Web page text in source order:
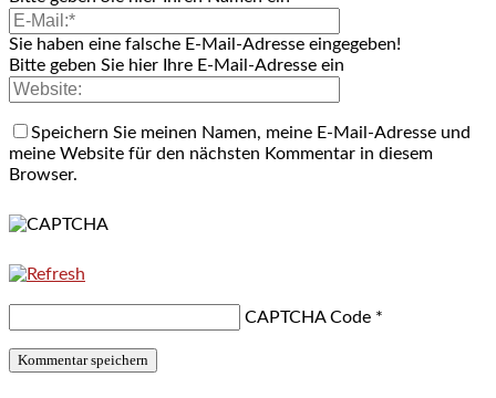
Sie haben eine falsche E-Mail-Adresse eingegeben!
Bitte geben Sie hier Ihre E-Mail-Adresse ein
Speichern Sie meinen Namen, meine E-Mail-Adresse und
meine Website für den nächsten Kommentar in diesem
Browser.
CAPTCHA Code *